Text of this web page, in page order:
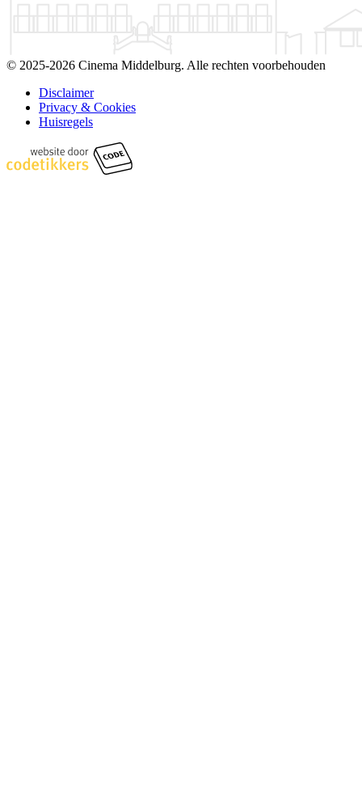
© 2025-2026 Cinema Middelburg. Alle rechten voorbehouden
Disclaimer
Privacy & Cookies
Huisregels